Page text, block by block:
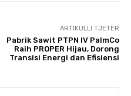
ARTIKULLI TJETËR
Pabrik Sawit PTPN IV PalmCo
Raih PROPER Hijau, Dorong
Transisi Energi dan Efisiensi